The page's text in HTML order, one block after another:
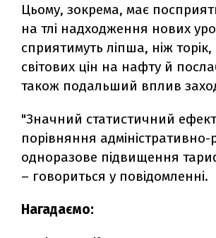
Цьому, зокрема, має
на тлі надходження нових
сприятимуть ліпша, ніж
світових цін на нафту й
також подальший вплив
"Значний статистичний
порівняння
одноразове підвищення
– говориться у повідомленні.
Нагадаємо: